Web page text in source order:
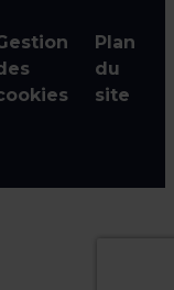
Plan
du
site